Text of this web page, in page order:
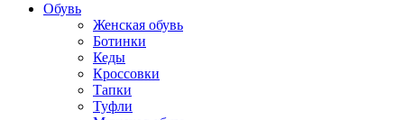
Обувь
Женская обувь
Ботинки
Кеды
Кроссовки
Тапки
Туфли